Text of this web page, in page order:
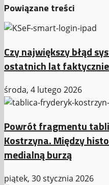
Powiązane treści
Czy największy błąd
ostatnich lat
środa, 4 lutego 2026
Powrót fragmentu
Kostrzyna. Między
medialną burzą
piątek, 30 stycznia 2026